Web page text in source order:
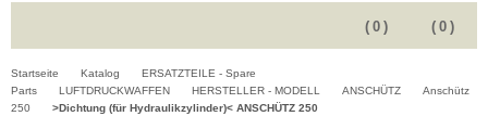
( 0 )
( 0 )
Startseite Katalog
ERSATZTEILE - Spare
Parts
LUFTDRUCKWAFFEN HERSTELLER - MODELL ANSCHÜTZ
Anschütz
250
>Dichtung (für Hydraulikzylinder)< ANSCHÜTZ 250